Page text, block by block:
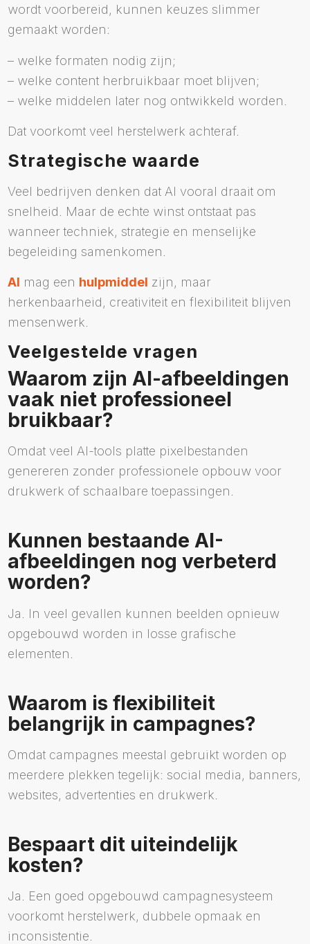
wordt voorbereid, kunnen keuzes slimmer
gemaakt worden:
– welke formaten nodig zijn;
– welke content herbruikbaar moet blijven;
– welke middelen later nog ontwikkeld worden.
Dat voorkomt veel herstelwerk achteraf.
Strategische waarde
Veel bedrijven denken dat AI vooral draait om
snelheid. Maar de echte winst ontstaat pas
wanneer techniek, strategie en menselijke
begeleiding samenkomen.
AI mag een hulpmiddel zijn, maar
herkenbaarheid, creativiteit en flexibiliteit blijven
mensenwerk.
Veelgestelde vragen
Waarom zijn AI-afbeeldingen
vaak niet professioneel
bruikbaar?
Omdat veel AI-tools platte pixelbestanden
genereren zonder professionele opbouw voor
drukwerk of schaalbare toepassingen.
Kunnen bestaande AI-
afbeeldingen nog verbeterd
worden?
Ja. In veel gevallen kunnen beelden opnieuw
opgebouwd worden in losse grafische
elementen.
Waarom is flexibiliteit
belangrijk in campagnes?
Omdat campagnes meestal gebruikt worden op
meerdere plekken tegelijk: social media, banners,
websites, advertenties en drukwerk.
Bespaart dit uiteindelijk
kosten?
Ja. Een goed opgebouwd campagnesysteem
voorkomt herstelwerk, dubbele opmaak en
inconsistentie.